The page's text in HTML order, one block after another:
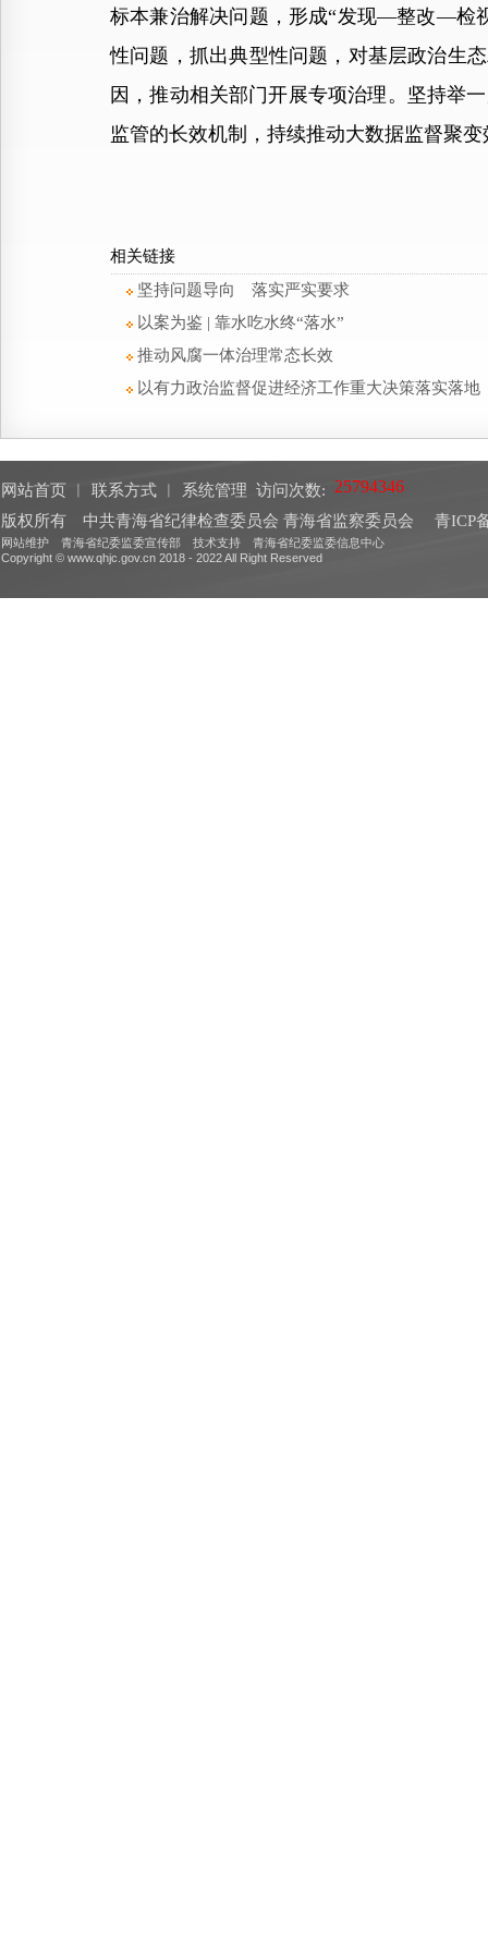
标本兼治解决问题，形成“发现—整改—检
性问题，抓出典型性问题，对基层政治生
因，推动相关部门开展专项治理。坚持举
监管的长效机制，持续推动大数据监督聚
相关链接
坚持问题导向 落实严实要求
以案为鉴 | 靠水吃水终“落水”
推动风腐一体治理常态长效
以有力政治监督促进经济工作重大决策落实落地
网站首页 联系方式 系统管理 访问次数:
版权所有 中共青海省纪律检查委员会 青海省监察委员会
青ICP
网站维护 青海省纪委监委宣传部 技术支持 青海省纪委监委信息中心
Copyright © www.qhjc.gov.cn 2018 - 2022 All Right Reserved